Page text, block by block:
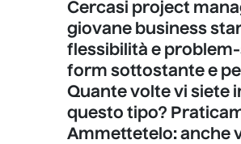
Cercasi project
giovane business
flessibilità e
form sottostante e
Quante volte vi siete
questo tipo?
Ammettetelo: anche